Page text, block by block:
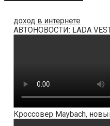
доход в интернете
АВТОНОВОСТИ: LADA
Кроссовер Maybach,